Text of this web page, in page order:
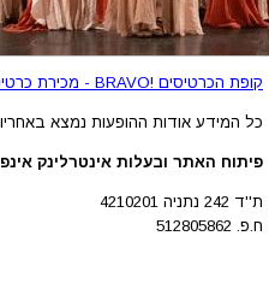
קופת הכרטיסים !BRAVO - מכירת כרטיסים להופעות והצגות © 2005-2026
כל המידע אודות ההופעות נמצא
פיתוח האתר ובעלות אינטרלינק
ת''ד 242 נתניה 4210201
ח.פ. 512805862